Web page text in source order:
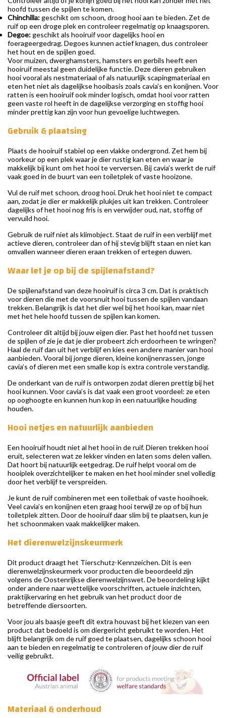
hoofd tussen de spijlen te komen.
Chinchilla:geschikt om schoon, droog hooi aan te bieden. Zet de
ruif op een droge plek en controleer regelmatig op knaagsporen.
Degoe:geschikt als hooiruif voor dagelijks hooi en
foerageergedrag. Degoes kunnen actief knagen, dus controleer
het hout en de spijlen goed.
Voor muizen, dwerghamsters, hamsters en gerbils heeft een
hooiruif meestal geen duidelijke functie. Deze dieren gebruiken
hooi vooral als nestmateriaal of als natuurlijk scapingmateriaal en
eten het niet als dagelijkse hooibasis zoals cavia’s en konijnen. Voor
ratten is een hooiruif ook minder logisch, omdat hooi voor ratten
geen vaste rol heeft in de dagelijkse verzorging en stoffig hooi
minder prettig kan zijn voor hun gevoelige luchtwegen.
Gebruik & plaatsing
Plaats de hooiruif stabiel op een vlakke ondergrond. Zet hem bij
voorkeur op een plek waar je dier rustig kan eten en waar je
makkelijk bij kunt om het hooi te verversen. Bij cavia’s werkt de ruif
vaak goed in de buurt van een toiletplek of vaste hooizone.
Vul de ruif met schoon, droog hooi. Druk het hooi niet te compact
aan, zodat je dier er makkelijk plukjes uit kan trekken. Controleer
dagelijks of het hooi nog fris is en verwijder oud, nat, stoffig of
vervuild hooi.
Gebruik de ruif niet als klimobject. Staat de ruif in een verblijf met
actieve dieren, controleer dan of hij stevig blijft staan en niet kan
omvallen wanneer dieren eraan trekken of ertegen duwen.
Waar let je op bij de spijlenafstand?
De spijlenafstand van deze hooiruif is circa 3 cm. Dat is praktisch
voor dieren die met de voorsnuit hooi tussen de spijlen vandaan
trekken. Belangrijk is dat het dier wel bij het hooi kan, maar niet
met het hele hoofd tussen de spijlen kan komen.
Controleer dit altijd bij jouw eigen dier. Past het hoofd net tussen
de spijlen of zie je dat je dier probeert zich erdoorheen te wringen?
Haal de ruif dan uit het verblijf en kies een andere manier van hooi
aanbieden. Vooral bij jonge dieren, kleine konijnenrassen, jonge
cavia’s of dieren met een smalle kop is extra controle verstandig.
De onderkant van de ruif is ontworpen zodat dieren prettig bij het
hooi kunnen. Voor cavia’s is dat vaak een groot voordeel: ze eten
op ooghoogte en kunnen hun kop in een natuurlijke houding
houden.
Hooi netjes en natuurlijk aanbieden
Een hooiruif houdt niet al het hooi in de ruif. Dieren trekken hooi
eruit, selecteren wat ze lekker vinden en laten soms delen vallen.
Dat hoort bij natuurlijk eetgedrag. De ruif helpt vooral om de
hooiplek overzichtelijker te maken en het hooi minder snel volledig
door het verblijf te verspreiden.
Je kunt de ruif combineren met een toiletbak of vaste hooihoek.
Veel cavia’s en konijnen eten graag hooi terwijl ze op of bij hun
toiletplek zitten. Door de hooiruif daar slim bij te plaatsen, kun je
het schoonmaken vaak makkelijker maken.
Het dierenwelzijnskeurmerk
Dit product draagt het Tierschutz-Kennzeichen. Dit is een
dierenwelzijnskeurmerk voor producten die beoordeeld zijn
volgens de Oostenrijkse dierenwelzijnswet. De beoordeling kijkt
onder andere naar wettelijke voorschriften, actuele inzichten,
praktijkervaring en het gebruik van het product door de
betreffende diersoorten.
Voor jou als baasje geeft dit extra houvast bij het kiezen van een
product dat bedoeld is om diergericht gebruikt te worden. Het
blijft belangrijk om de ruif goed te plaatsen, dagelijks schoon hooi
aan te bieden en regelmatig te controleren of jouw dier de ruif
veilig gebruikt.
Materiaal & onderhoud